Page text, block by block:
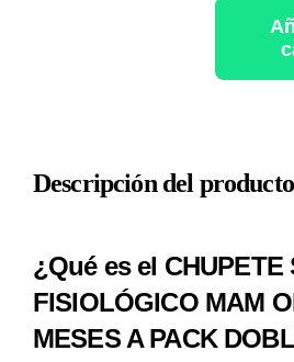
ORIGINAL
MESES
COLECCION
2-
Descripción del producto
¿Qué es el CHUPETE
FISIOLÓGICO MAM
MESES A PACK